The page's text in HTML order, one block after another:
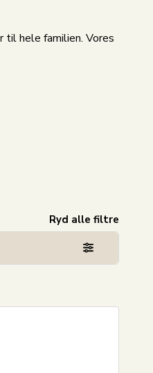
til hele familien. Vores
Ryd alle filtre